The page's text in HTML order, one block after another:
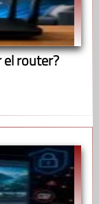
el router?